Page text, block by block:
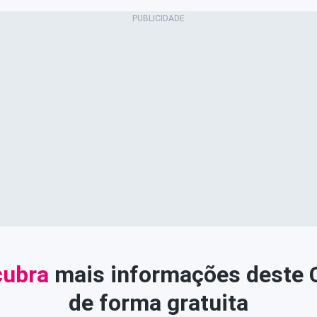
mais informações deste
de forma gratuita